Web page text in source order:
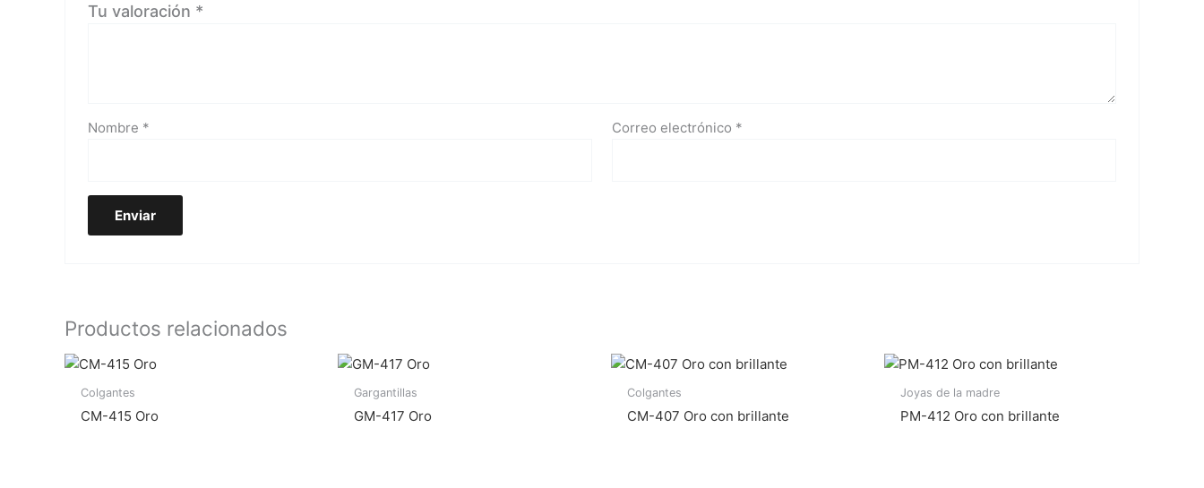
Tu valoración *
Nombre * Correo electrónico *
Productos relacionados
Colgantes
CM-415 Oro
Gargantillas
GM-417 Oro
Colgantes
CM-407 Oro con brillante
Joyas de la madre
PM-412 Oro con brillante